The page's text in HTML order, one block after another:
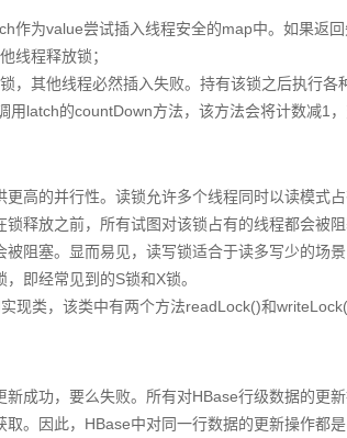
作为value尝试插入线程安全的map中。如果返
线程释放锁；
，其他线程必然插入失败。持有该锁之后执行各
用latch的countDown方法，该方法会将计数减1
高的并行性。读锁允许多个线程同时以读模式
释放之前，所有试图对该锁占有的线程都会被
阻塞。显而易见，读写锁适合于读多写少的场
即经常见到的S锁和X锁。
现类，该类中有两个方法readLock()和
成功，要么失败。所有对HBase行级数据的更
。因此，HBase中对同一行数据的更新操作都是